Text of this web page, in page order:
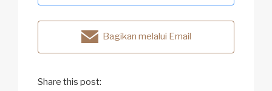
Bagikan melalui Email
Share this post: